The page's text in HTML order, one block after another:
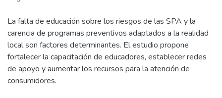
La falta de educación sobre los riesgos de las SPA y la
carencia de programas preventivos adaptados a la realidad
local son factores determinantes. El estudio propone
fortalecer la capacitación de educadores, establecer redes
de apoyo y aumentar los recursos para la atención de
consumidores.